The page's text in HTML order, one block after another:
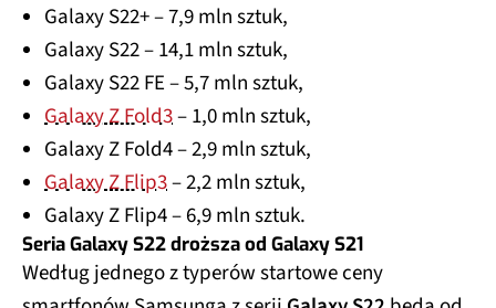
Galaxy S22+ – 7,9 mln sztuk,
Galaxy S22 – 14,1 mln sztuk,
Galaxy S22 FE – 5,7 mln sztuk,
Galaxy Z Fold3– 1,0 mln sztuk,
Galaxy Z Fold4 – 2,9 mln sztuk,
Galaxy Z Flip3– 2,2 mln sztuk,
Galaxy Z Flip4 – 6,9 mln sztuk.
Seria Galaxy S22 droższa od Galaxy S21
Według jednego z typerów startowe ceny